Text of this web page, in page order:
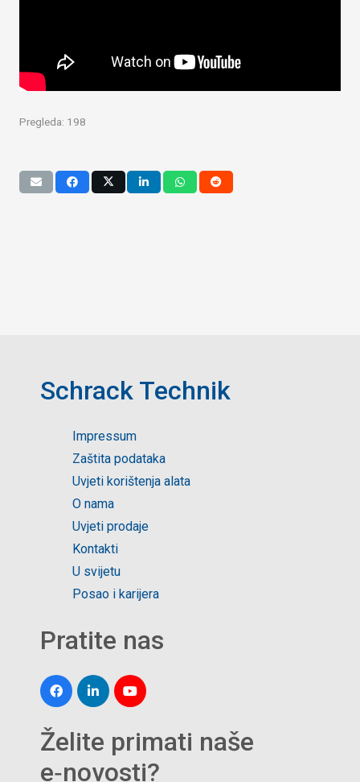
Pregleda: 198
Schrack Technik
Impressum
Zaštita podataka
Uvjeti korištenja alata
O nama
Uvjeti prodaje
Kontakti
U svijetu
Posao i karijera
Pratite nas
Želite primati naše
e‑novosti?